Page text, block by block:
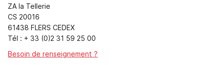
ZA la Tellerie
CS 20016
61438 FLERS CEDEX
Tél : + 33 (0)2 31 59 25 00
Besoin de renseignement ?